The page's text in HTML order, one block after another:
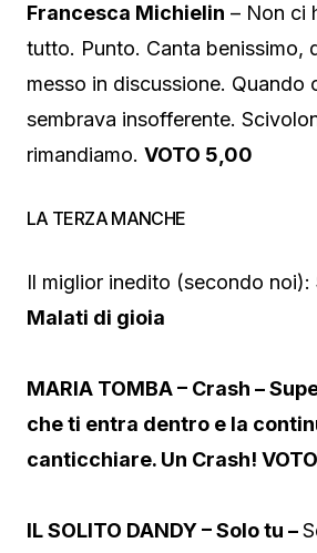
Francesca Michielin – Non ci
tutto. Punto. Canta benissimo,
messo in discussione. Quando
sembrava insofferente.
rimandiamo. VOTO 5,00
LA TERZA MANCHE
Il miglior inedito (secondo noi):
Malati di gioia
MARIA TOMBA – Crash –
che ti entra dentro e la
canticchiare. Un Crash!
IL SOLITO DANDY – Solo tu –